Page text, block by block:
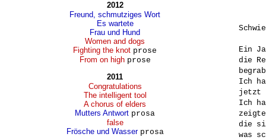
2012
Freund, schmutziges Wort
Es wartete
Frau und Hund
Women and dogs
Fighting the knot prose
From on high prose
2011
Congratulations
The intelligent tool
A chorus of elders
Mutters Antwort prosa
false
Frösche und Wasser prosa
Ein
die
Ich
jetzt
Ich
die
was